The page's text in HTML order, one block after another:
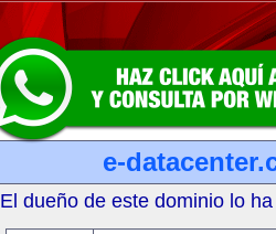
e-
El dueño de este dominio lo